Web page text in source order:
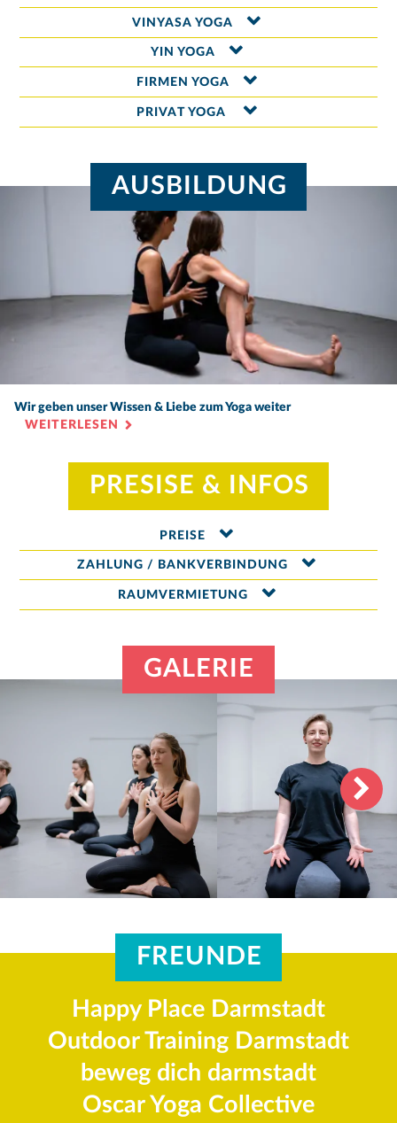
VINYASA YOGA
YIN YOGA
FIRMEN YOGA
PRIVAT YOGA
AUSBILDUNG
Wir geben unser Wissen & Liebe zum Yoga weiter
WEITERLESEN
PRESISE & INFOS
PREISE
ZAHLUNG / BANKVERBINDUNG
RAUMVERMIETUNG
GALERIE
FREUNDE
Happy Place Darmstadt
Outdoor Training Darmstadt
beweg dich darmstadt
Oscar Yoga Collective